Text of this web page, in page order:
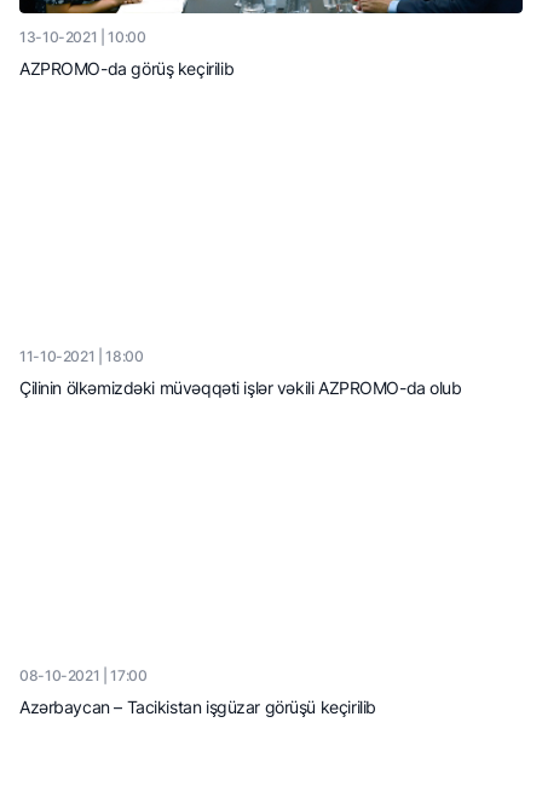
13-10-2021 | 10:00
AZPROMO-da görüş keçirilib
11-10-2021 | 18:00
Çilinin ölkəmizdəki müvəqqəti işlər vəkili AZPROMO-da olub
08-10-2021 | 17:00
Azərbaycan – Tacikistan işgüzar görüşü keçirilib